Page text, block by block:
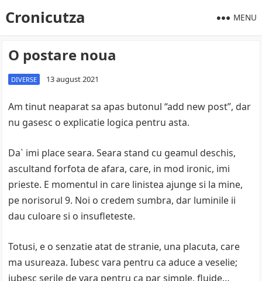
Cronicutza MENU
O postare noua
DIVERSE 13 august 2021
Am tinut neaparat sa apas butonul “add new post”, dar
nu gasesc o explicatie logica pentru asta.
Da` imi place seara. Seara stand cu geamul deschis,
ascultand forfota de afara, care, in mod ironic, imi
prieste. E momentul in care linistea ajunge si la mine,
pe norisorul 9. Noi o credem sumbra, dar luminile ii
dau culoare si o insufleteste.
Totusi, e o senzatie atat de stranie, una placuta, care
ma usureaza. Iubesc vara pentru ca aduce a veselie;
iubesc serile de vara pentru ca par simple, fluide…